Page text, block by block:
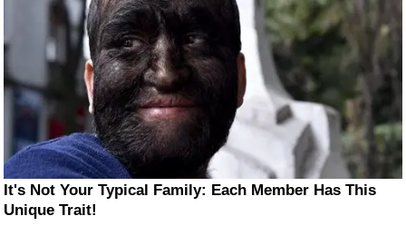
It's Not Your Typical Family: Each Member Has This
Unique Trait!